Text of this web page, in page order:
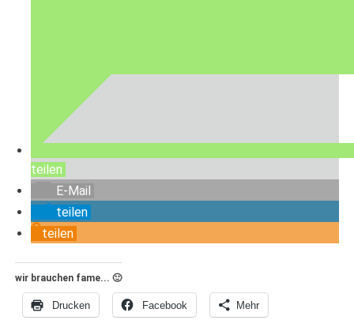
teilen
E-Mail
teilen
teilen
wir brauchen fame... 🙂
Drucken Facebook Mehr